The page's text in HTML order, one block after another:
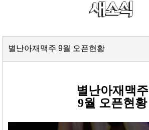
별난아재맥주 9월 오픈현황
별난아재맥주
9월 오픈현황